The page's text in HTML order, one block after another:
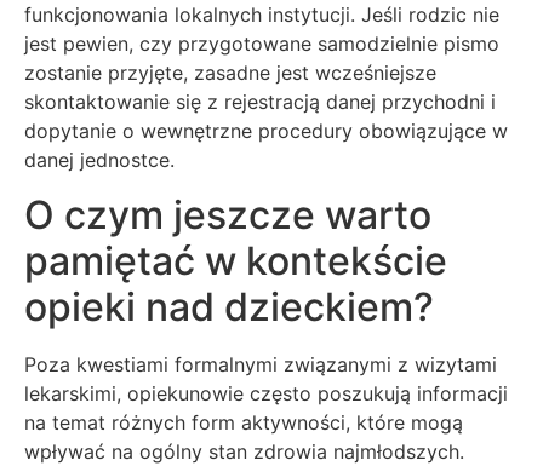
funkcjonowania lokalnych instytucji. Jeśli rodzic nie
jest pewien, czy przygotowane samodzielnie pismo
zostanie przyjęte, zasadne jest wcześniejsze
skontaktowanie się z rejestracją danej przychodni i
dopytanie o wewnętrzne procedury obowiązujące w
danej jednostce.
O czym jeszcze warto
pamiętać w kontekście
opieki nad dzieckiem?
Poza kwestiami formalnymi związanymi z wizytami
lekarskimi, opiekunowie często poszukują informacji
na temat różnych form aktywności, które mogą
wpływać na ogólny stan zdrowia najmłodszych.